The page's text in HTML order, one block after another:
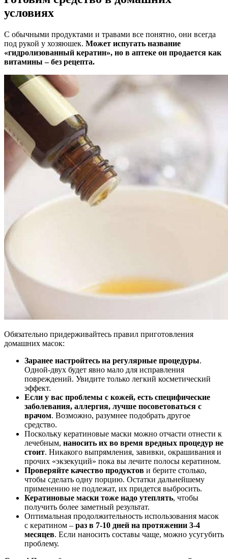
условиях
С обычными продуктами и травами все понятно, они всегда
под рукой у хозяюшек. Может испугать название
«гидролизованный кератин», но в аптеке он продается как
витамины – без рецепта.
Обязательно придерживайтесь правил приготовления
домашних масок:
Заранее настройтесь на регулярные процедуры.
Одной-двух будет явно мало для исправления
повреждений. Увидите только легкий косметический
эффект.
Если у вас проблемы с кожей, есть специфические
заболевания, аллергия, лучше посоветоваться с
врачом. Возможно, разумнее подобрать другое
средство.
Поскольку кератиновые маски можно отчасти отнести к
лечебным, наносить их во время вредных процедур не
стоит. Никакого выпрямления, завивки, окрашивания и
прочих «экзекуций» пока вы лечите полосы кератином.
Проверяйте качество продуктов и берите столько,
чтобы сделать одну порцию. Остатки дальнейшему
применению не подлежат, их придется выбросить.
Кератиновые маски тоже надо утеплять, чтобы
получить более заметный результат.
Оптимальная продолжительность использования масок
с кератином – раз в 7-10 дней на протяжении 3-4
месяцев. Если наносить составы чаще, можно усугубить
проблему.